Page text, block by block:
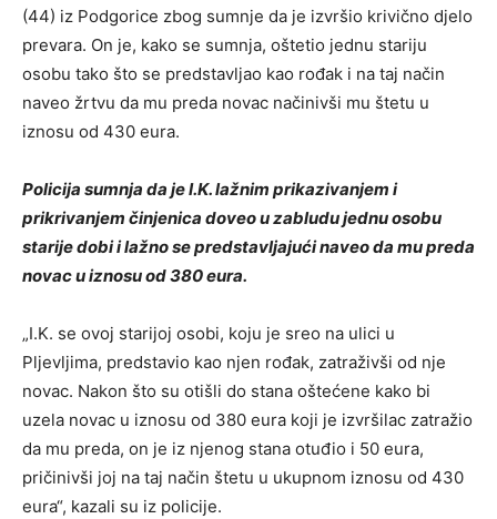
(44) iz Podgorice zbog sumnje da je izvršio krivično djelo
prevara. On je, kako se sumnja, oštetio jednu stariju
osobu tako što se predstavljao kao rođak i na taj način
naveo žrtvu da mu preda novac načinivši mu štetu u
iznosu od 430 eura.
Policija sumnja da je I.K. lažnim prikazivanjem i
prikrivanjem činjenica doveo u zabludu jednu osobu
starije dobi i lažno se predstavljajući naveo da mu preda
novac u iznosu od 380 eura.
„I.K. se ovoj starijoj osobi, koju je sreo na ulici u
Pljevljima, predstavio kao njen rođak, zatraživši od nje
novac. Nakon što su otišli do stana oštećene kako bi
uzela novac u iznosu od 380 eura koji je izvršilac zatražio
da mu preda, on je iz njenog stana otuđio i 50 eura,
pričinivši joj na taj način štetu u ukupnom iznosu od 430
eura“, kazali su iz policije.